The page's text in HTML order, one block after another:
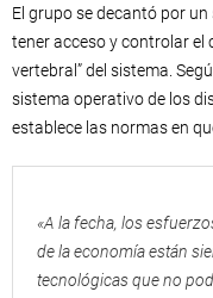
El grupo se decantó por
tener acceso y controlar el
vertebral” del sistema.
sistema operativo de los
establece las normas en
«A la fecha, los
de la economía están
tecnológicas que no